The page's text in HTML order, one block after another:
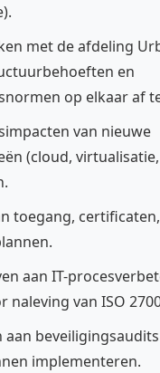
met de afdeling
en
op elkaar af
van nieuwe
(cloud, virtualisatie,
toegang,
aan IT-
naleving van ISO
aan
implementeren.